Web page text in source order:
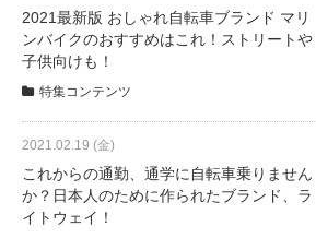
2021最新版 おしゃれ自転車ブランド マリ
ンバイクのおすすめはこれ！ストリートや
子供向けも！
特集コンテンツ
2021.02.19 (金)
これからの通勤、通学に自転車乗りません
か？日本人のために作られたブランド、ラ
イトウェイ！